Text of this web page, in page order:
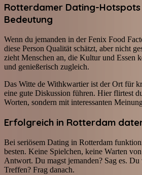
Rotterdamer Dating-Hotspots
Bedeutung
Wenn du jemanden in der Fenix Food
diese Person Qualität schätzt, aber nicht
zieht Menschen an, die Kultur und Essen
und genießerisch zugleich.
Das Witte de Withkwartier ist der Ort für
eine gute Diskussion führen. Hier flirtest
Worten, sondern mit interessanten
Erfolgreich in Rotterdam
Bei seriösem Dating in Rotterdam
besten. Keine Spielchen, keine Warten
Antwort. Du magst jemanden? Sag es.
Treffen? Frag danach.